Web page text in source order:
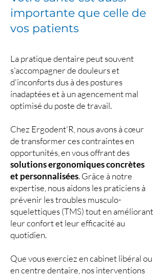
importante que celle de
vos patients
La pratique dentaire peut souvent
s'accompagner de douleurs et
d'inconforts dus à des postures
inadaptées et à un agencement mal
optimisé du poste de travail.
Chez Ergodent'R, nous avons à cœur
de transformer ces contraintes en
opportunités, en vous offrant des
solutions ergonomiques concrètes
et personnalisées. Grâce à notre
expertise, nous aidons les praticiens à
prévenir les troubles musculo-
squelettiques (TMS) tout en améliorant
leur confort et leur efficacité au
quotidien.
Que vous exerciez en cabinet libéral ou
en centre dentaire, nos interventions